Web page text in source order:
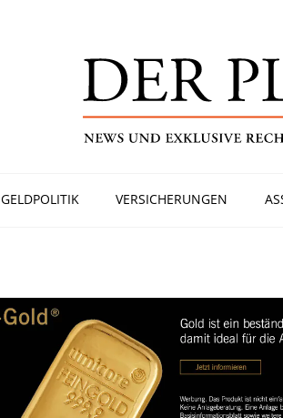
GELDPOLITIK VERSICHERUNGEN